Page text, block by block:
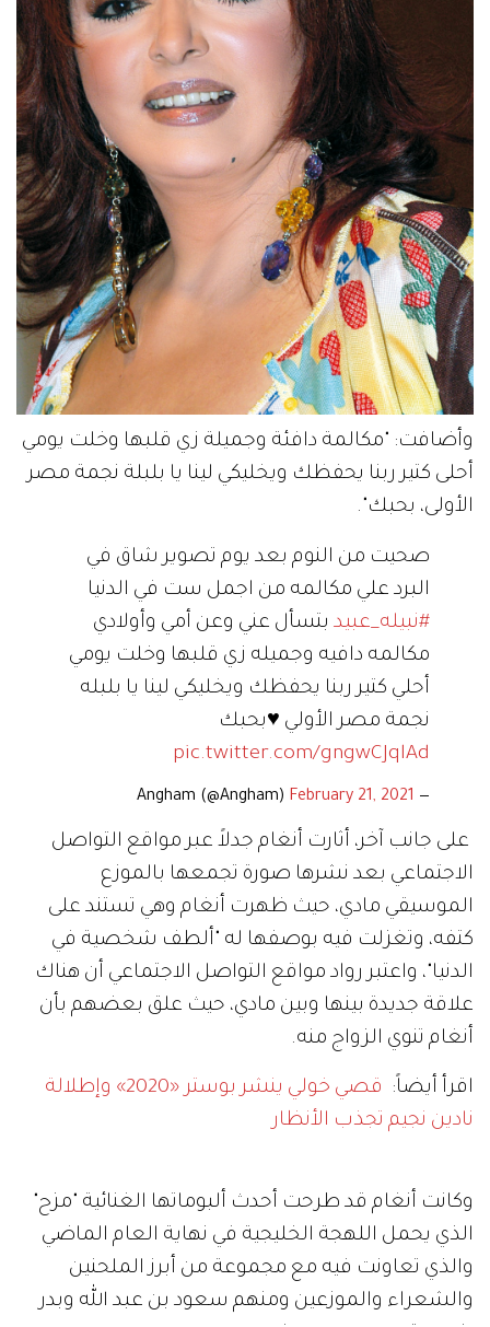
وأضافت: "مكالمة دافئة وجميلة زي قلبها وخلت يومي
أحلى كتير ربنا يحفظك ويخليكي لينا يا بلبلة نجمة مصر
الأولى، بحبك".
صحيت من النوم بعد يوم تصوير شاق في
البرد علي مكالمه من اجمل ست في الدنيا
#نبيله_عبيد بتسأل عني وعن أمي وأولادي
مكالمه دافيه وجميله زي قلبها وخلت يومي
أحلي كتير ربنا يحفظك ويخليكي لينا يا بلبله
نجمة مصر الأولي ♥️بحبك
pic.twitter.com/gngwCJqlAd
— Angham (@Angham)
February 21, 2021
على جانب آخر، أثارت أنغام جدلاً عبر مواقع التواصل
الاجتماعي بعد نشرها صورة تجمعها بالموزع
الموسيقي مادي، حيث ظهرت أنغام وهي تستند على
كتفه، وتغزلت فيه بوصفها له "ألطف شخصية في
الدنيا"، واعتبر رواد مواقع التواصل الاجتماعي أن هناك
علاقة جديدة بينها وبين مادي، حيث علق بعضهم بأن
أنغام تنوي الزواج منه.
اقرأ أيضاً:
قصي خولي ينشر بوستر «2020» وإطلالة
نادين نجيم تجذب الأنظار
وكانت أنغام قد طرحت أحدث ألبوماتها الغنائية "مزح"
الذي يحمل اللهجة الخليجية في نهاية العام الماضي
والذي تعاونت فيه مع مجموعة من أبرز الملحنين
والشعراء والموزعين ومنهم سعود بن عبد الله وبدر